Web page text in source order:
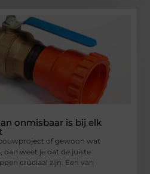
onmisbaar is bij elk
of gewoon wat
dan weet je dat de juiste
cruciaal zijn. Een van